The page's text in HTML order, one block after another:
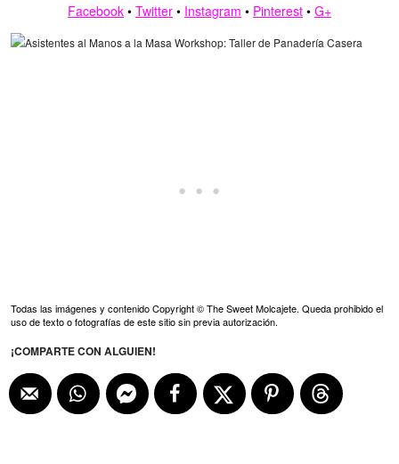
Facebook • Twitter • Instagram • Pinterest • G+
Todas las imágenes y contenido Copyright © The Sweet Molcajete. Queda prohibido el
uso de texto o fotografías de este sitio sin previa autorización.
¡COMPARTE CON ALGUIEN!